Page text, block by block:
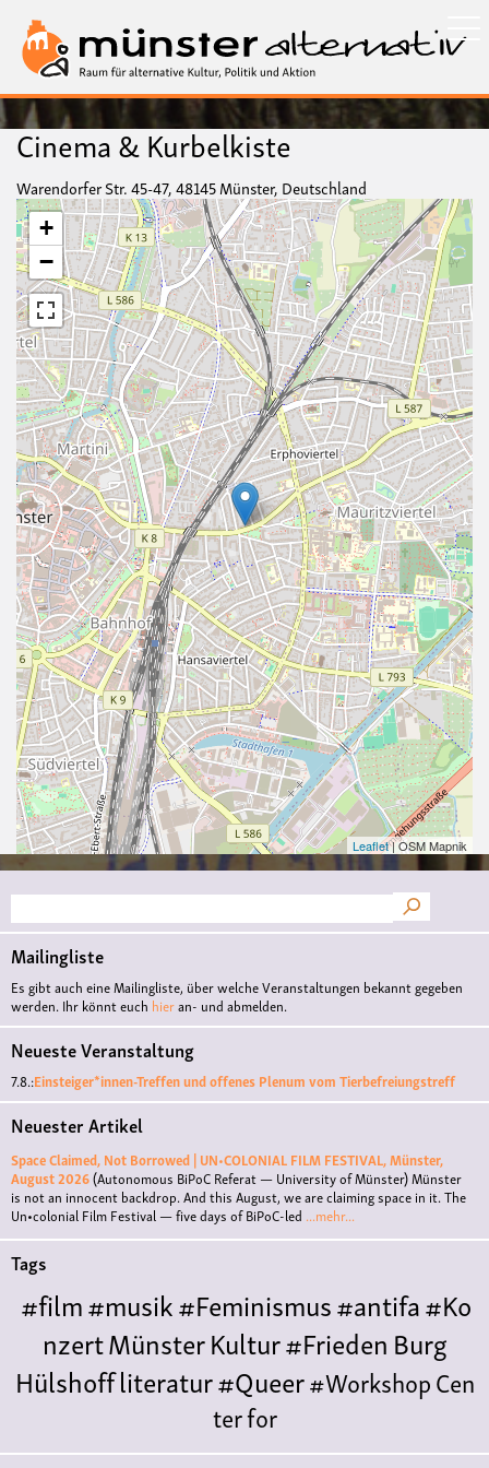
zum
Inhalt
Cinema & Kurbelkiste
Warendorfer Str. 45-47, 48145 Münster, Deutschland
+
−
Leaflet| OSM Mapnik
Suche
Mailingliste
Es gibt auch eine Mailingliste, über welche Veranstaltungen bekannt gegeben
werden. Ihr könnt euch hieran- und abmelden.
Neueste Veranstaltung
7.8.:Einsteiger*innen-Treffen und offenes Plenum vom Tierbefreiungstreff
Neuester Artikel
Space Claimed, Not Borrowed | UN•COLONIAL FILM FESTIVAL, Münster,
August 2026(Autonomous BiPoC Referat — University of Münster)Münster
is not an innocent backdrop. And this August, we are claiming space in it. The
Un•colonial Film Festival — five days of BiPoC-led ...mehr...
Tags
#film#musik#Feminismus#antifa#Ko
nzertMünsterKultur#FriedenBurg
Hülshoffliteratur#Queer#WorkshopCen
ter for
LiteraturePolyamoriePolytreff#liveKonzert